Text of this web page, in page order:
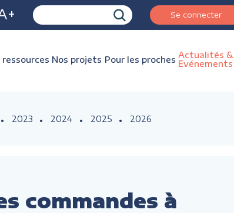
Se connecter
ressources Nos projets Pour les proches Actualités &
Evénements
2023 2024 2025 2026
commandes à